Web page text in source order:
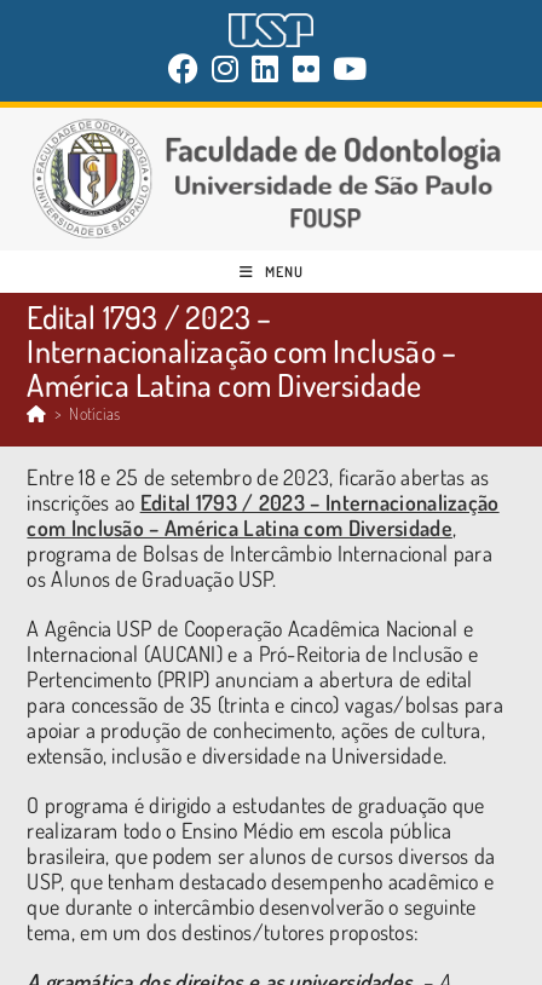
MENU
Edital 1793 / 2023 –
Internacionalização com Inclusão –
América Latina com Diversidade
> Notícias
Entre 18 e 25 de setembro de 2023, ficarão abertas as
inscrições ao Edital 1793 / 2023 – Internacionalização
com Inclusão – América Latina com Diversidade,
programa de Bolsas de Intercâmbio Internacional para
os Alunos de Graduação USP.
A Agência USP de Cooperação Acadêmica Nacional e
Internacional (AUCANI) e a Pró-Reitoria de Inclusão e
Pertencimento (PRIP) anunciam a abertura de edital
para concessão de 35 (trinta e cinco) vagas/bolsas para
apoiar a produção de conhecimento, ações de cultura,
extensão, inclusão e diversidade na Universidade.
O programa é dirigido a estudantes de graduação que
realizaram todo o Ensino Médio em escola pública
brasileira, que podem ser alunos de cursos diversos da
USP, que tenham destacado desempenho acadêmico e
que durante o intercâmbio desenvolverão o seguinte
tema, em um dos destinos/tutores propostos: